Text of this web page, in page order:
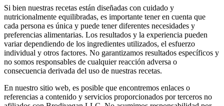
Si bien nuestras recetas están diseñadas con cuidado y
nutricionalmente equilibradas, es importante tener en cuenta que
cada persona es única y puede tener diferentes necesidades y
preferencias alimentarias. Los resultados y la experiencia pueden
variar dependiendo de los ingredientes utilizados, el esfuerzo
individual y otros factores. No garantizamos resultados específicos y
no somos responsables de cualquier reacción adversa o
consecuencia derivada del uso de nuestras recetas.
En nuestro sitio web, es posible que encontremos enlaces o
referencias a contenido y servicios proporcionados por terceros no